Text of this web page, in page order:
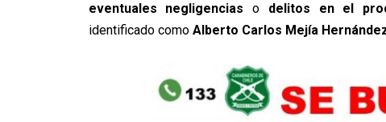
eventuales negligencias o delitos en el
identificado como Alberto Carlos Mejía